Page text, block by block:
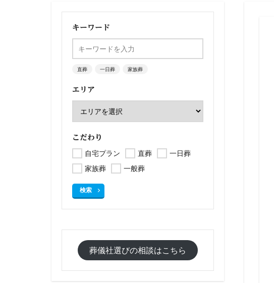
キーワード
直葬 一日葬 家族葬
エリア
こだわり
自宅プラン 直葬
一日葬
家族葬
一般葬
検索
葬儀社選びの相談はこちら